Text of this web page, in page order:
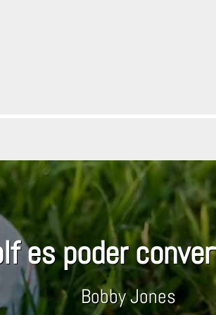
es poder
Bobby Jones